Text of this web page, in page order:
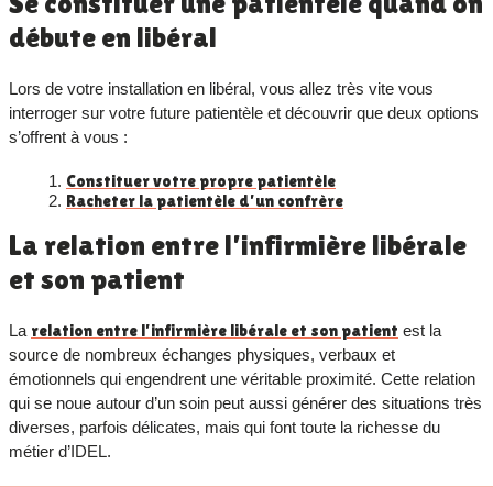
débute en libéral
Lors de votre installation en libéral, vous allez très vite vous
interroger sur votre future patientèle et découvrir que deux options
s’offrent à vous :
Constituer votre propre patientèle
Racheter la patientèle d’un confrère
La relation entre l’infirmière libérale
et son patient
La relation entre l’infirmière libérale et son patient est la
source de nombreux échanges physiques, verbaux et
émotionnels qui engendrent une véritable proximité. Cette relation
qui se noue autour d’un soin peut aussi générer des situations très
diverses, parfois délicates, mais qui font toute la richesse du
métier d’IDEL.